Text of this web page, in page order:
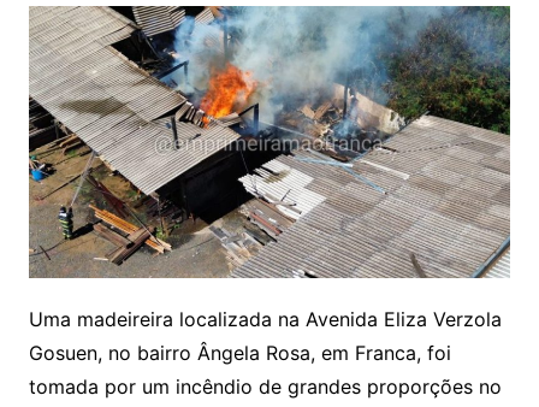
Uma madeireira localizada na Avenida Eliza Verzola
Gosuen, no bairro Ângela Rosa, em Franca, foi
tomada por um incêndio de grandes proporções no